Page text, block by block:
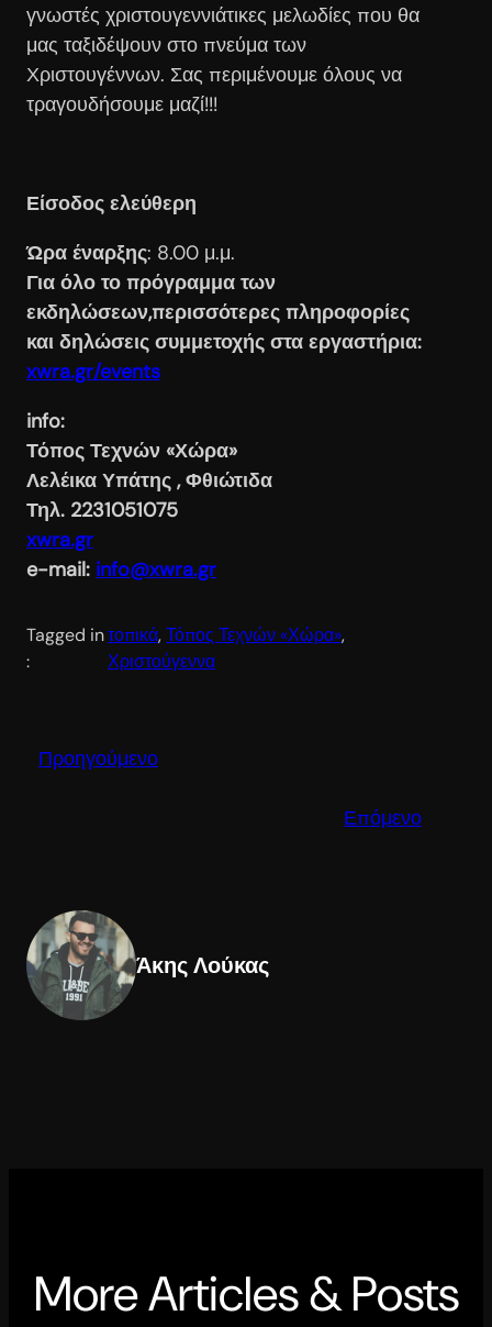
γνωστές χριστουγεννιάτικες μελωδίες που θα
μας ταξιδέψουν στο πνεύμα των
Χριστουγέννων. Σας περιμένουμε όλους να
τραγουδήσουμε μαζί!!!
Είσοδος ελεύθερη
Ώρα έναρξης: 8.00 μ.μ.
Για όλο το πρόγραμμα των
εκδηλώσεων,περισσότερες πληροφορίες
και δηλώσεις συμμετοχής στα εργαστήρια:
xwra.gr/events
info:
Τόπος Τεχνών «Χώρα»
Λελέικα Υπάτης , Φθιώτιδα
Τηλ. 2231051075
xwra.gr
e-mail: info@xwra.gr
Tagged in
:
τοπικά, Τόπος Τεχνών «Χώρα»
Χριστούγεννα
Προηγούμενο
Επόμενο
Άκης Λούκας
More Articles & Posts